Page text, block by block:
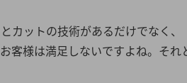
カットの技術があるだけでなく
客様は満足しないですよね。それ